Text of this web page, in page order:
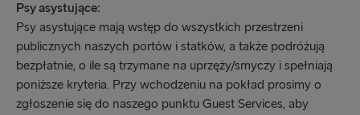
Psy asystujące:
Psy asystujące mają wstęp do wszystkich przestrzeni
publicznych naszych portów i statków, a także podróżują
bezpłatnie, o ile są trzymane na uprzęży/smyczy i spełniają
poniższe kryteria. Przy wchodzeniu na pokład prosimy o
zgłoszenie się do naszego punktu Guest Services, aby